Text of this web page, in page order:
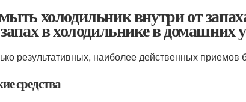
холодильник внутри от
в холодильнике в домашних
результативных, наиболее действенных
средства